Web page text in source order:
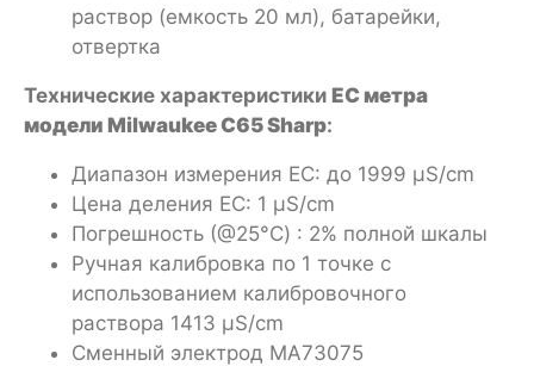
раствор (емкость 20 мл), батарейки,
отвертка
Технические характеристики EC метра
модели MilwaukeeC65 Sharp:
Диапазон измерения EC: до 1999 µS/cm
Цена деления EC: 1 µS/cm
Погрешность (@25°C) : 2% полной шкалы
Ручная калибровка по 1 точке с
использованием калибровочного
раствора 1413 µS/cm
Сменный электрод MA73075